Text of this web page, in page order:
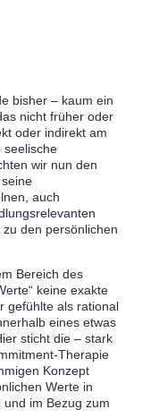
bisher ‒ kaum ein
nicht früher oder
oder indirekt am
seelische
wir nun den
auch
den persönlichen
Bereich des
keine exakte
gefühlte als rational
eines etwas
sticht die ‒ stark
Therapie
Konzept
Werte in
im Bezug zum